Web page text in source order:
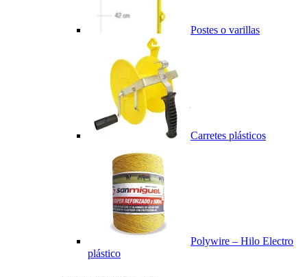
Postes o varillas
Carretes plásticos
Polywire – Hilo Electro
plástico